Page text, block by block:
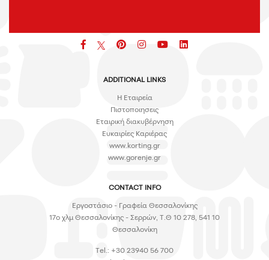
Facebook pinteresticon icon icon
ADDITIONAL LINKS
H Εταιρεία
Πιστοποιησεις
Εταιρική διακυβέρνηση
Ευκαιρίες Καριέρας
www.korting.gr
www.gorenje.gr
CONTACT INFO
Εργοστάσιο - Γραφεία Θεσσαλονίκης
17ο χλμ Θεσσαλονίκης - Σερρών, Τ.Θ 10 278, 541 10
Θεσσαλονίκη
Tel.: +30 23940 56 700